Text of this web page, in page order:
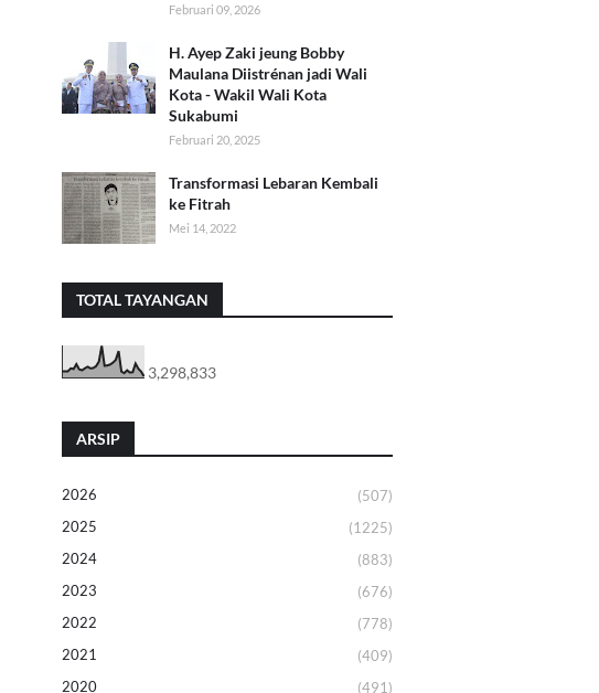
Februari 09, 2026
H. Ayep Zaki jeung Bobby
Maulana Diistrénan jadi Wali
Kota - Wakil Wali Kota
Sukabumi
Februari 20, 2025
Transformasi Lebaran Kembali
ke Fitrah
Mei 14, 2022
TOTAL TAYANGAN
3,298,833
ARSIP
2026
(507)
2025
(1225)
2024
(883)
2023
(676)
2022
(778)
2021
(409)
2020
(491)